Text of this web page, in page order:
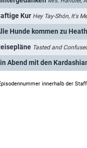
Kur Hey Tay-Shón, It's
Hunde kommen zu
Tasted and
Abend mit den
innerhalb der